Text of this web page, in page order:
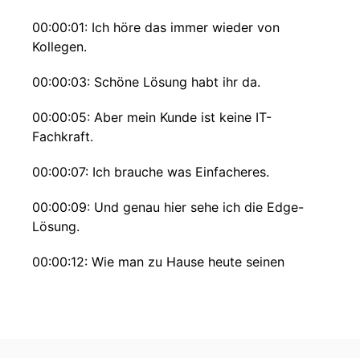
00:00:01: Ich höre das immer wieder von
Kollegen.
00:00:03: Schöne Lösung habt ihr da.
00:00:05: Aber mein Kunde ist keine IT-
Fachkraft.
00:00:07: Ich brauche was Einfacheres.
00:00:09: Und genau hier sehe ich die Edge-
Lösung.
00:00:12: Wie man zu Hause heute seinen